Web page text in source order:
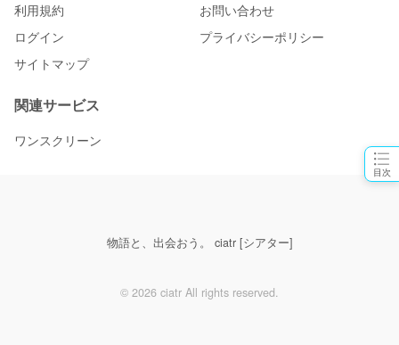
目次
利用規約
お問い合わせ
ログイン
プライバシーポリシー
サイトマップ
関連サービス
ワンスクリーン
物語と、出会おう。 ciatr [シアター]
© 2026 ciatr All rights reserved.